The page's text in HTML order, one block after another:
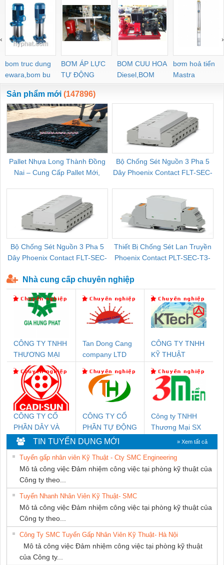
bom truc dung
ewara,bom bu
ewara
BƠM ÁP LỰC
TỰ ĐỘNG
BOM CUU HOA
Diesel,BOM
CHUA CHAY
bơm hoả tiển
Mastra
‹ ›
Sản phẩm mới (147896)
Pallet Nhựa Long Thành Đồng
Nai – Cung Cấp Pallet Mới,
Bộ Chống Sét Nguồn 3 Pha 5
Dây Phoenix Contact FLT-SEC-
Bộ Chống Sét Nguồn 3 Pha 5
Dây Phoenix Contact FLT-SEC-
Thiết Bị Chống Sét Lan Truyền
Phoenix Contact PLT-SEC-T3-
Nhà cung cấp chuyên nghiệp
CÔNG TY TNHH
THƯƠNG MẠI
DỊCH VỤ KỸ
THUẬT ĐIỆN CƠ
GIA HƯNG PHÁT
Tan Dong Cang
company LTD
CÔNG TY TNHH
KỸ THUẬT
NAM
CÔNG TY CỔ
PHẦN DÂY VÀ
CÁP ĐIỆN
THƯỢNG ĐÌNH
CÔNG TY CỔ
PHẦN TỰ ĐỘNG
TIẾN HƯNG
Công ty TNHH
Thương Mại SX
TIN TUYỂN DỤNG MỚI » Xem tất cả
Tuyển gấp nhân viên Kỹ Thuật - Cty SMC Engineering
Mô tả công việc Đảm nhiệm công việc tại phòng kỹ thuật của
Công ty theo...
Tuyển Nhanh Nhân Viên Kỹ Thuật- SMC
Mô tả công việc Đảm nhiệm công việc tại phòng kỹ thuật của
Công ty theo...
Công Ty SMC Tuyển Gấp Nhân Viên Kỹ Thuật- Hà Nội
Mô tả công việc Đảm nhiệm công việc tại phòng kỹ thuật
của Công ty...